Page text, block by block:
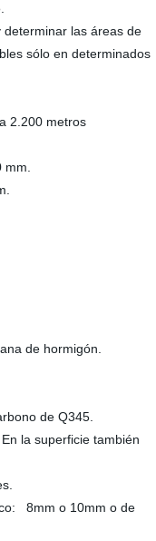
determinar las áreas de
sólo en determinados
2.200 metros
de hormigón.
de Q345.
la superficie también
8mm o 10mm o de